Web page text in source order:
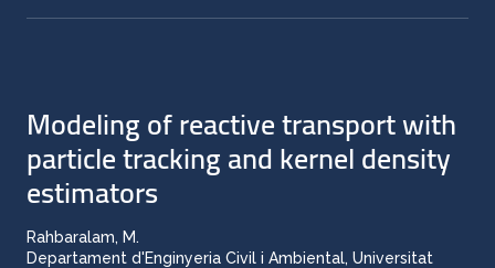
Modeling of reactive transport with
particle tracking and kernel density
estimators
Rahbaralam, M.
Departament d'Enginyeria Civil i Ambiental, Universitat